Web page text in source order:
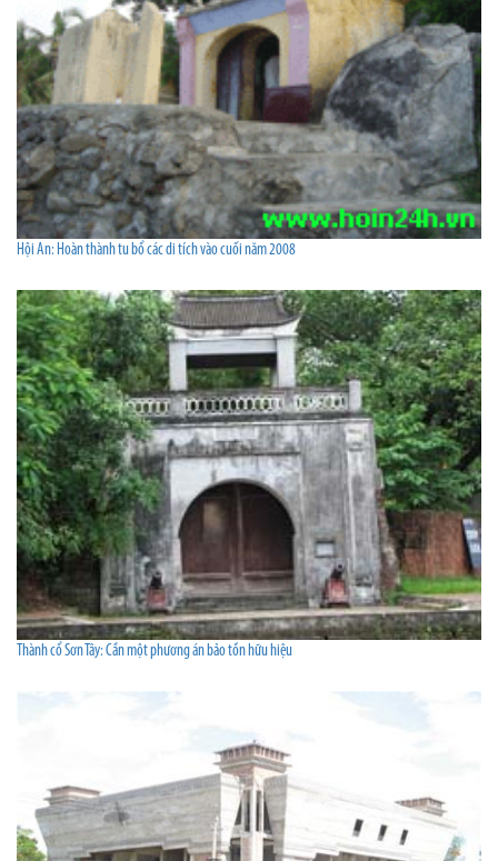
Hội An: Hoàn thành tu bổ các di tích vào cuối năm 2008
Thành cổ Sơn Tây: Cần một phương án bảo tồn hữu hiệu